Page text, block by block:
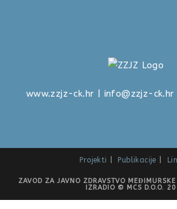
www.zzjz-ck.hr info@zzjz-ck.hr
Projekti Publikacije
ZAVOD ZA JAVNO ZDRAVSTVO
IZRADIO © MCS D.O.O.